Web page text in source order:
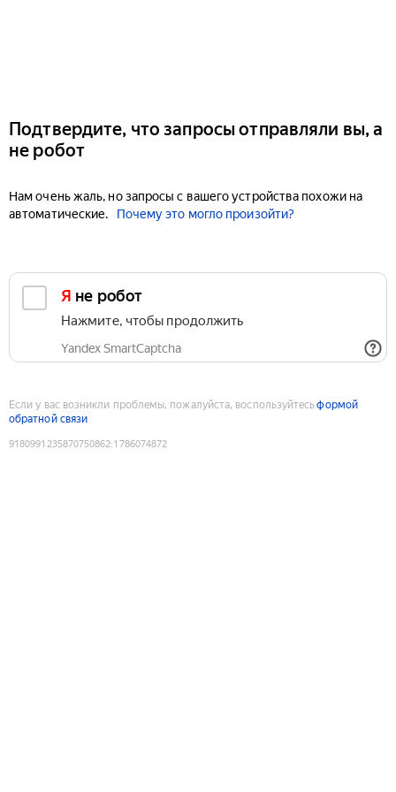
Подтвердите, что запросы отправляли вы, а
не робот
Нам очень жаль, но запросы с вашего устройства похожи на
автоматические.
Почему это могло произойти?
Я не робот
Нажмите, чтобы продолжить
Yandex SmartCaptcha
Если у вас возникли проблемы, пожалуйста, воспользуйтесьформой
обратной связи
9180991235870750862:1786074872